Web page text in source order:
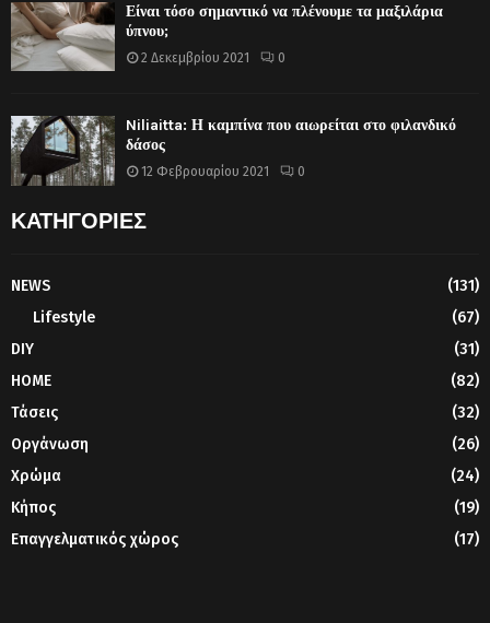
Είναι τόσο σημαντικό να πλένουμε τα μαξιλάρια
ύπνου;
2 Δεκεμβρίου 2021 0
Niliaitta: Η καμπίνα που αιωρείται στο φιλανδικό
δάσος
12 Φεβρουαρίου 2021 0
ΚΑΤΗΓΟΡΙΕΣ
NEWS
(131)
Lifestyle
(67)
DIY
(31)
HOME
(82)
Τάσεις
(32)
Οργάνωση
(26)
Χρώμα
(24)
Κήπος
(19)
Επαγγελματικός χώρος
(17)